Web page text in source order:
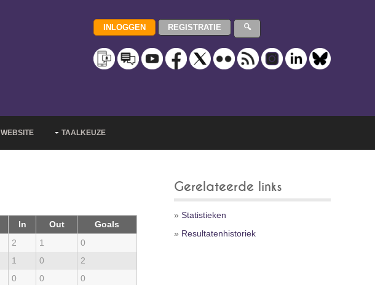
WEBSITE TAALKEUZE
In Out
Goals
2 1
0
1 0
2
0 0
0
Gerelateerde links
» Statistieken
» Resultatenhistoriek